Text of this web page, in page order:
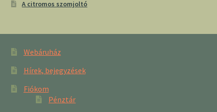
A citromos szomjoltó
Webáruház
Hírek, bejegyzések
Fiókom
Pénztár